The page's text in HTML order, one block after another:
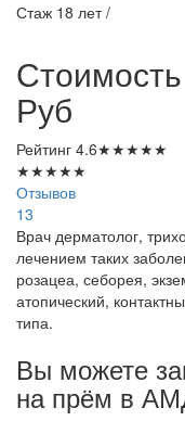
Стаж 18 лет /
Руб
Рейтинг 4.6★★★★★
★★★★★
Отзывов
13
Врач дерматолог,
лечением таких
розацеа, себорея,
атопический,
типа.
Вы можете
на прём в